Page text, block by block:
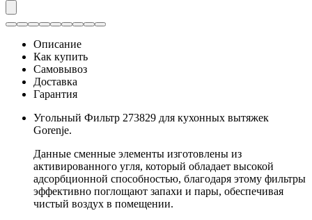
Описание
Как купить
Самовывоз
Доставка
Гарантия
Угольный Фильтр 273829 для кухонных вытяжек
Gorenje.
Данные сменные элементы изготовлены из
активированного угля, который обладает высокой
адсорбционной способностью, благодаря этому фильтры
эффективно поглощают запахи и пары, обеспечивая
чистый воздух в помещении.